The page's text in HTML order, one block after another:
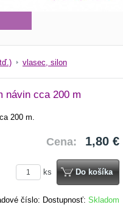
vlasec, silon
návin cca 200 m
200 m.
Cena: 1,80 €
ks Do košíka
číslo: Dostupnosť: Skladom